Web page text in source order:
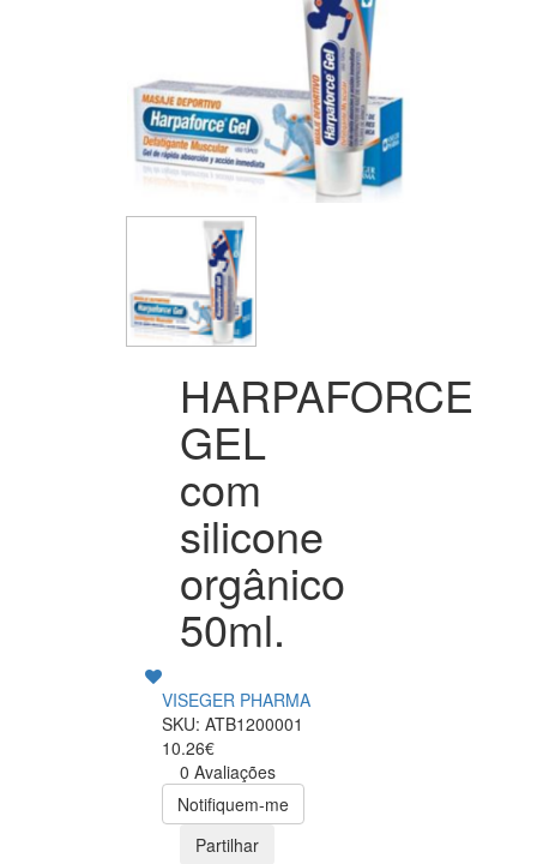
HARPAFORCE
GEL
com
silicone
orgânico
50ml.
VISEGER PHARMA
SKU: ATB1200001
10.26€
0 Avaliações
Notifiquem-me
Partilhar